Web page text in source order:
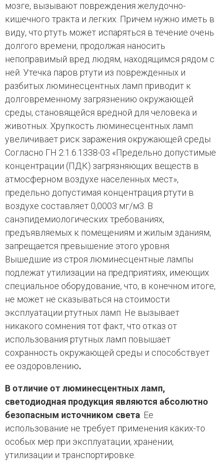
мозге, вызывают повреждения желудочно-
кишечного тракта и легких. Причем нужно иметь в
виду, что ртуть может испаряться в течение очень
долгого времени, продолжая наносить
непоправимый вред людям, находящимся рядом с
ней. Утечка паров ртути из поврежденных и
разбитых люминесцентных ламп приводит к
долговременному загрязнению окружающей
среды, становящейся вредной для человека и
животных. Хрупкость люминесцентных ламп
увеличивает риск заражения окружающей среды
Согласно ГН 2.1.6.1338-03 «Предельно допустимые
концентрации (ПДК) загрязняющих веществ в
атмосферном воздухе населенных мест»,
предельно допустимая концентрация ртути в
воздухе составляет 0,0003 мг/м3. В
санэпидемиологических требованиях,
предъявляемых к помещениям и жилым зданиям,
запрещается превышение этого уровня.
Вышедшие из строя люминесцентные лампы
подлежат утилизации на предприятиях, имеющих
специальное оборудование, что, в конечном итоге,
не может не сказываться на стоимости
эксплуатации ртутных ламп. Не вызывает
никакого сомнения тот факт, что отказ от
использования ртутных ламп повышает
сохранность окружающей среды и способствует
ее оздоровлению.
В отличие от люминесцентных ламп,
светодиодная продукция являются абсолютно
безопасным источником света . Ее
использование не требует применения каких-то
особых мер при эксплуатации, хранении,
утилизации и транспортировке.